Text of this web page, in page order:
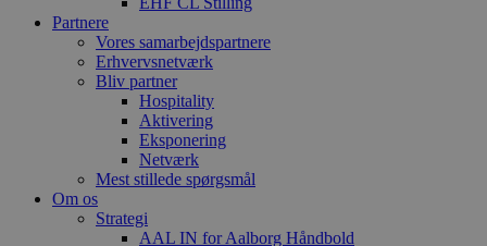
Partnere
Vores samarbejdspartnere
Erhvervsnetværk
Bliv partner
Hospitality
Aktivering
Eksponering
Netværk
Mest stillede spørgsmål
Om os
Strategi
AAL IN for Aalborg Håndbold